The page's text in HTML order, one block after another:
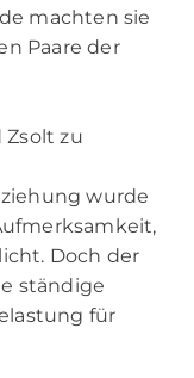
machten sie
Paare der
zu
wurde
Doch der
ständige
für